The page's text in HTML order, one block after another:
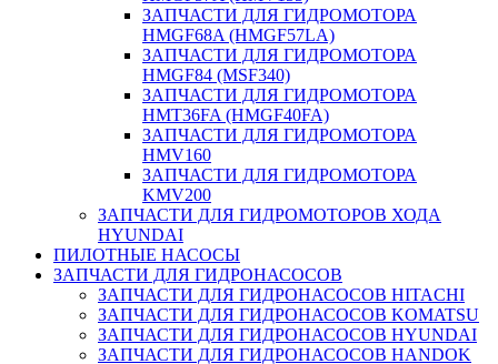
ЗАПЧАСТИ ДЛЯ ГИДРОМОТОРА
HMGF68A (HMGF57LA)
ЗАПЧАСТИ ДЛЯ ГИДРОМОТОРА
HMGF84 (MSF340)
ЗАПЧАСТИ ДЛЯ ГИДРОМОТОРА
HMT36FA (HMGF40FA)
ЗАПЧАСТИ ДЛЯ ГИДРОМОТОРА
HMV160
ЗАПЧАСТИ ДЛЯ ГИДРОМОТОРА
KMV200
ЗАПЧАСТИ ДЛЯ ГИДРОМОТОРОВ ХОДА
HYUNDAI
ПИЛОТНЫЕ НАСОСЫ
ЗАПЧАСТИ ДЛЯ ГИДРОНАСОСОВ
ЗАПЧАСТИ ДЛЯ ГИДРОНАСОСОВ HITACHI
ЗАПЧАСТИ ДЛЯ ГИДРОНАСОСОВ KOMATSU
ЗАПЧАСТИ ДЛЯ ГИДРОНАСОСОВ HYUNDAI
ЗАПЧАСТИ ДЛЯ ГИДРОНАСОСОВ HANDOK